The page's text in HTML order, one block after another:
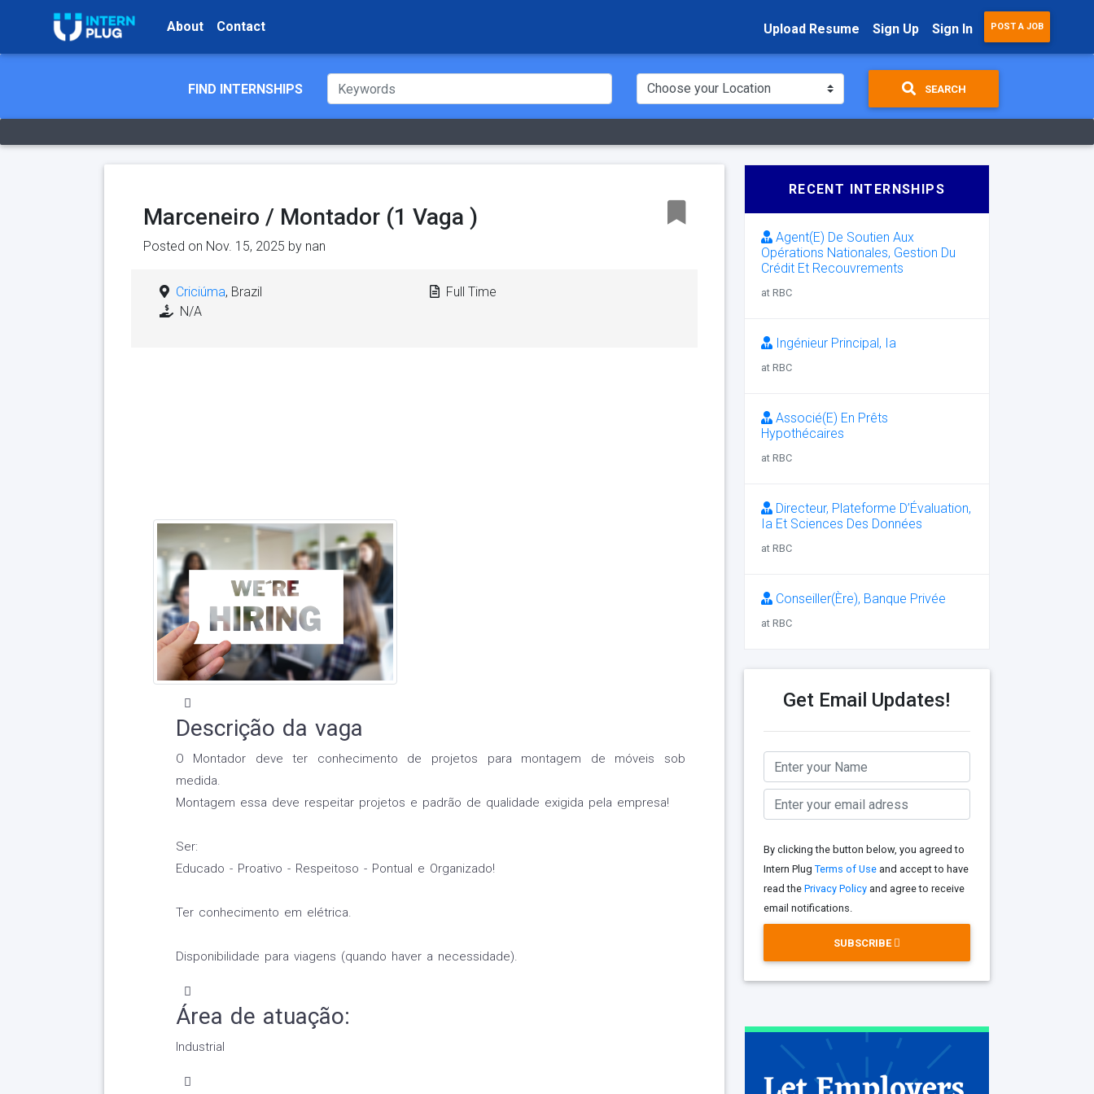
About Contact Upload Resume Sign Up Sign In POST A JOB
FIND INTERNSHIPS SEARCH
Marceneiro / Montador (1 Vaga )
Posted on Nov. 15, 2025 by nan
Criciúma, Brazil
N/A
Full Time
Descrição da vaga
O Montador deve ter conhecimento de projetos para montagem de móveis sob
medida.
Montagem essa deve respeitar projetos e padrão de qualidade exigida pela empresa!
Ser:
Educado - Proativo - Respeitoso - Pontual e Organizado!
Ter conhecimento em elétrica.
Disponibilidade para viagens (quando haver a necessidade).
Área de atuação:
Industrial
RECENT INTERNSHIPS
Agent(E) De Soutien Aux
Opérations Nationales, Gestion Du
Crédit Et Recouvrements
at RBC
Ingénieur Principal, Ia
at RBC
Associé(E) En Prêts
Hypothécaires
at RBC
Directeur, Plateforme D’Évaluation,
Ia Et Sciences Des Données
at RBC
Conseiller(Ère), Banque Privée
at RBC
Get Email Updates!
By clicking the button below, you agreed to
Intern Plug Terms of Useand accept to have
read the Privacy Policyand agree to receive
email notifications.
SUBSCRIBE